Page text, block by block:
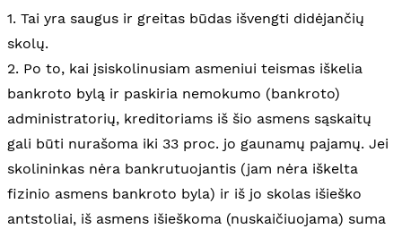
1. Tai yra saugus ir greitas būdas išvengti didėjančių
skolų.
2. Po to, kai įsiskolinusiam asmeniui teismas iškelia
bankroto bylą ir paskiria nemokumo (bankroto)
administratorių, kreditoriams iš šio asmens sąskaitų
gali būti nurašoma iki 33 proc. jo gaunamų pajamų. Jei
skolininkas nėra bankrutuojantis (jam nėra iškelta
fizinio asmens bankroto byla) ir iš jo skolas išieško
antstoliai, iš asmens išieškoma (nuskaičiuojama) suma